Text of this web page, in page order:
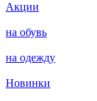
Акции
на обувь
на одежду
Новинки